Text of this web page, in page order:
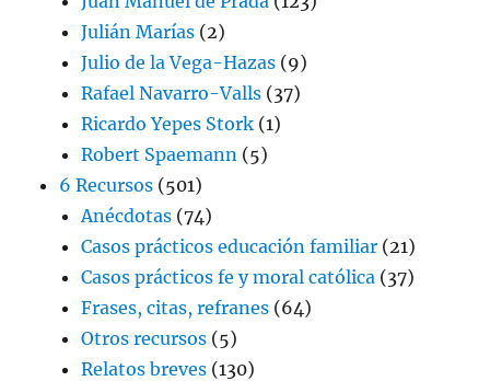
Julián Marías (2)
Julio de la Vega-Hazas (9)
Rafael Navarro-Valls (37)
Ricardo Yepes Stork (1)
Robert Spaemann (5)
6 Recursos (501)
Anécdotas (74)
Casos prácticos educación familiar (21)
Casos prácticos fe y moral católica (37)
Frases, citas, refranes (64)
Otros recursos (5)
Relatos breves (130)